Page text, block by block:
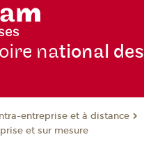
national des
entreprise et à distance
et sur mesure